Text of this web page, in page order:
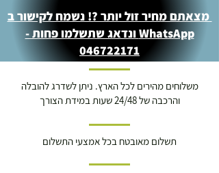
מצאתם מחיר זול יותר ?! נשמח לקישור ב
WhatsApp ונדאג שתשלמו פחות -
046722171
משלוחים מהירים לכל הארץ. ניתן לשדרג להובלה
והרכבה של 24/48 שעות במידת הצורך
תשלום מאובטח בכל אמצעי התשלום